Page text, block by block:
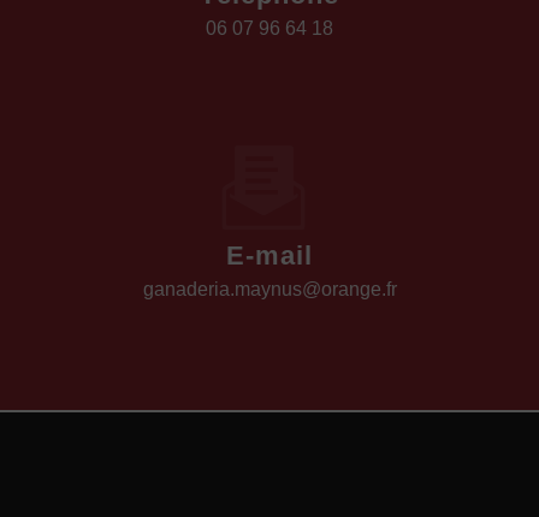
06 07 96 64 18
E-mail
ganaderia.maynus@orange.fr